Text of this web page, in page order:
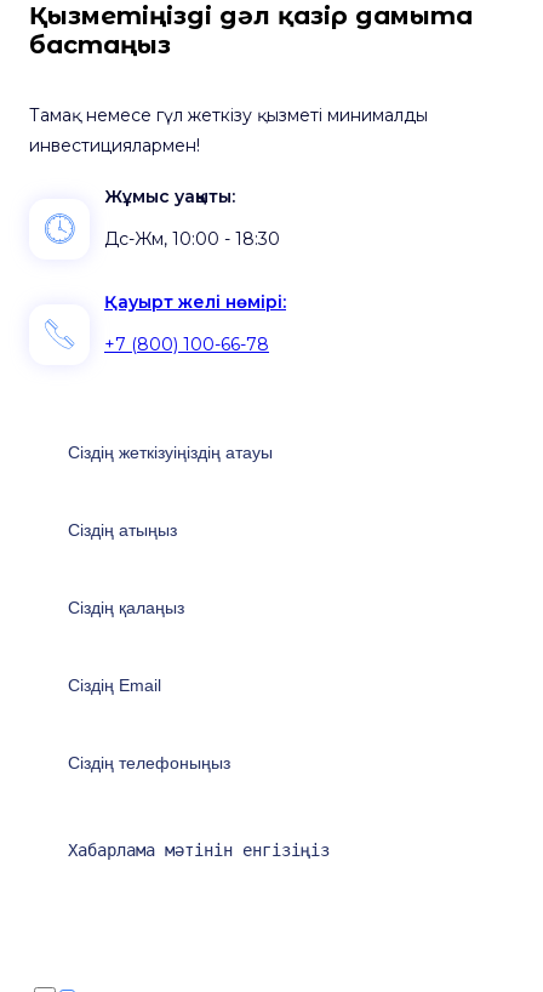
Қызметіңізді дәл қазір дамыта
бастаңыз
Тамақ немесе гүл жеткізу қызметі минималды
инвестициялармен!
Жұмыс уақыты:
Дс-Жм, 10:00 - 18:30
Қауырт желі нөмірі:
+7 (800) 100-66-78